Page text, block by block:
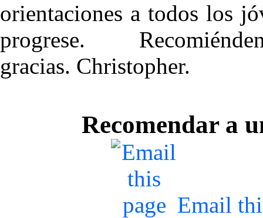
orientaciones a todos los
progrese.
gracias. Christopher.
Recomendar a
Email